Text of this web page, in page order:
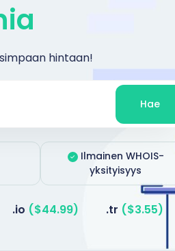
hintaan!
Hae
Ilmainen WHOIS-
yksityisyys
.io ($44.99) .tr ($3.55)